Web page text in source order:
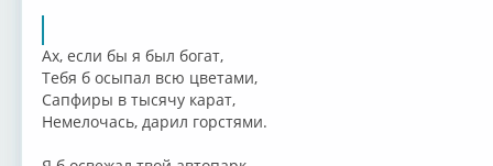
Ах, если бы я был богат,
Тебя б осыпал всю цветами,
Сапфиры в тысячу карат,
Немелочась, дарил горстями.